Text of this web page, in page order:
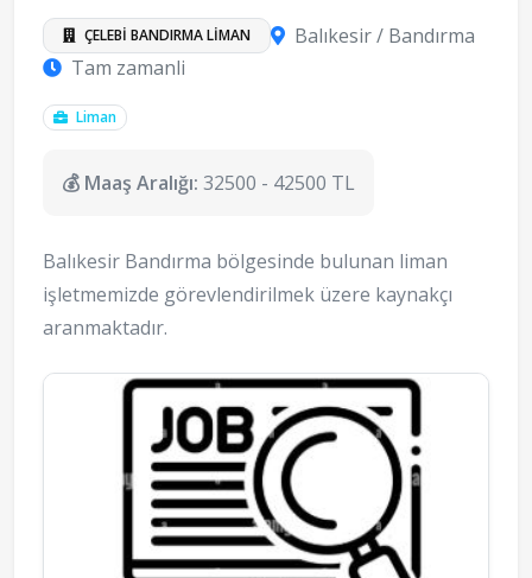
ÇELEBİ BANDIRMA LİMAN
Balıkesir / Bandırma
Tam zamanli
Liman
💰 Maaş Aralığı: 32500 - 42500 TL
Balıkesir Bandırma bölgesinde bulunan liman
işletmemizde görevlendirilmek üzere kaynakçı
aranmaktadır.